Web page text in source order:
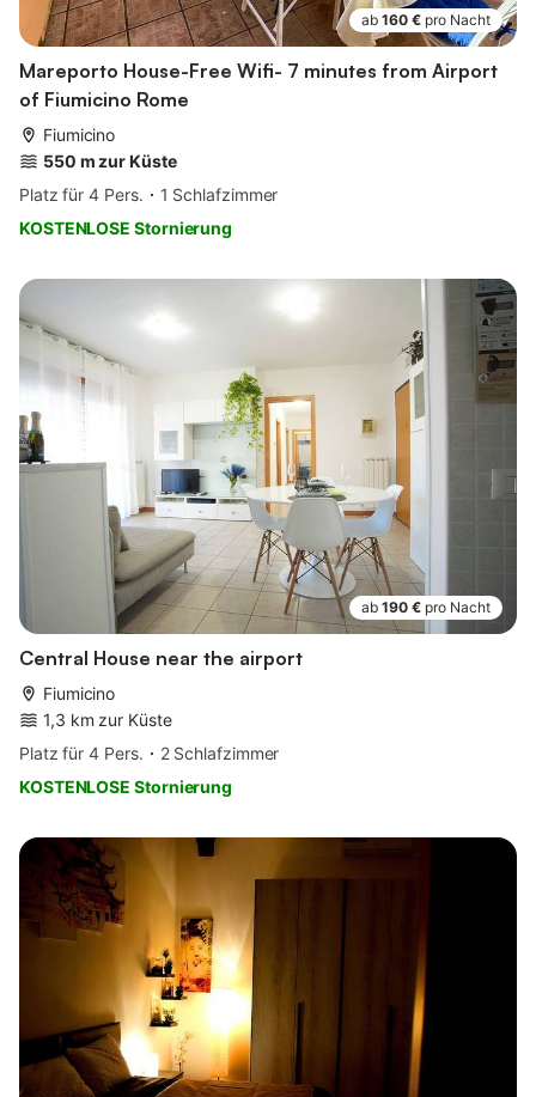
ab 160 € pro Nacht
Mareporto House-Free Wifi- 7 minutes from Airport
of Fiumicino Rome
Fiumicino
550 m zur Küste
Platz für 4 Pers.
1 Schlafzimmer
KOSTENLOSE Stornierung
ab 190 € pro Nacht
Central House near the airport
Fiumicino
1,3 km zur Küste
Platz für 4 Pers.
2 Schlafzimmer
KOSTENLOSE Stornierung